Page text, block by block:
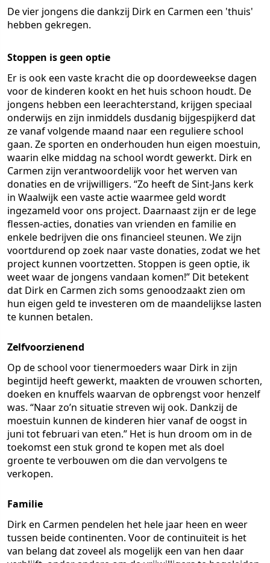
De vier jongens die dankzij Dirk en Carmen een 'thuis'
hebben gekregen.
Stoppen is geen optie
Er is ook een vaste kracht die op doordeweekse dagen
voor de kinderen kookt en het huis schoon houdt. De
jongens hebben een leerachterstand, krijgen speciaal
onderwijs en zijn inmiddels dusdanig bijgespijkerd dat
ze vanaf volgende maand naar een reguliere school
gaan. Ze sporten en onderhouden hun eigen moestuin,
waarin elke middag na school wordt gewerkt. Dirk en
Carmen zijn verantwoordelijk voor het werven van
donaties en de vrijwilligers. “Zo heeft de Sint-Jans kerk
in Waalwijk een vaste actie waarmee geld wordt
ingezameld voor ons project. Daarnaast zijn er de lege
flessen-acties, donaties van vrienden en familie en
enkele bedrijven die ons financieel steunen. We zijn
voortdurend op zoek naar vaste donaties, zodat we het
project kunnen voortzetten. Stoppen is geen optie, ik
weet waar de jongens vandaan komen!” Dit betekent
dat Dirk en Carmen zich soms genoodzaakt zien om
hun eigen geld te investeren om de maandelijkse lasten
te kunnen betalen.
Zelfvoorzienend
Op de school voor tienermoeders waar Dirk in zijn
begintijd heeft gewerkt, maakten de vrouwen schorten,
doeken en knuffels waarvan de opbrengst voor henzelf
was. “Naar zo’n situatie streven wij ook. Dankzij de
moestuin kunnen de kinderen hier vanaf de oogst in
juni tot februari van eten.” Het is hun droom om in de
toekomst een stuk grond te kopen met als doel
groente te verbouwen om die dan vervolgens te
verkopen.
Familie
Dirk en Carmen pendelen het hele jaar heen en weer
tussen beide continenten. Voor de continuïteit is het
van belang dat zoveel als mogelijk een van hen daar